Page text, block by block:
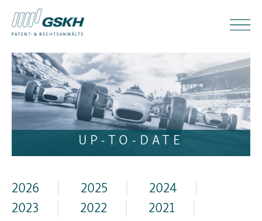
UP-TO-DATE
2026 2025 2024
2023
2022 2021